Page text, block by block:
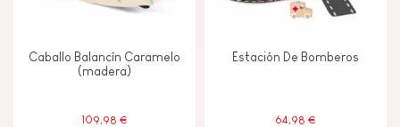
Caballo Balancín Caramelo
(madera)
109,98 €
Estación De Bomberos
64,98 €